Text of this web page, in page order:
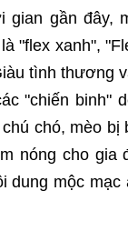
gian gần đây,
"flex xanh",
tình thương
"chiến binh"
chó, mèo
nóng cho gia
dung mộc